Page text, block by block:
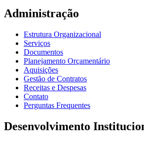
Administração
Estrutura Organizacional
Serviços
Documentos
Planejamento Orçamentário
Aquisições
Gestão de Contratos
Receitas e Despesas
Contato
Perguntas Frequentes
Desenvolvimento